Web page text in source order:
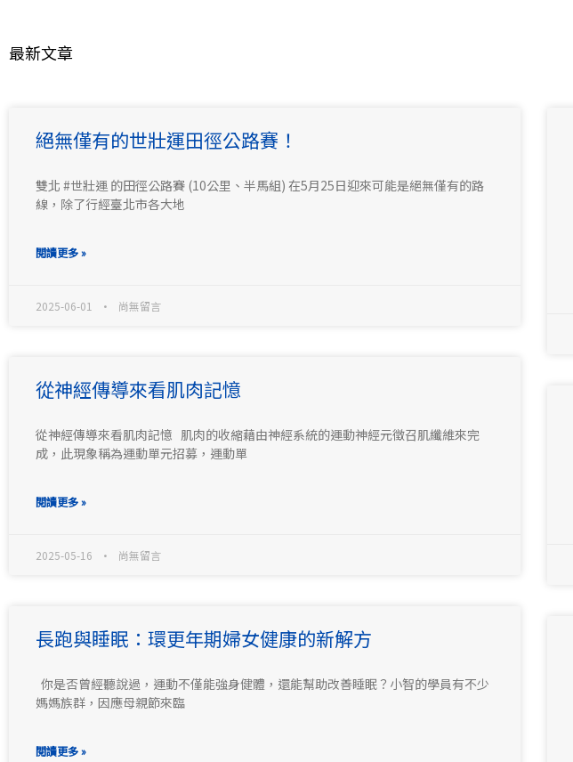
最新文章
絕無僅有的世壯運田徑公路賽！
雙北 #世壯運 的田徑公路賽 (10公里、半馬組) 在5月25日迎來可能是絕無僅有的路
線，除了行經臺北市各大地
閱讀更多 »
2025-06-01 尚無留言
從神經傳導來看肌肉記憶
從神經傳導來看肌肉記憶 肌肉的收縮藉由神經系統的運動神經元徵召肌纖維來完
成，此現象稱為運動單元招募，運動單
閱讀更多 »
2025-05-16 尚無留言
長跑與睡眠：環更年期婦女健康的新解方
你是否曾經聽說過，運動不僅能強身健體，還能幫助改善睡眠？小智的學員有不少
媽媽族群，因應母親節來臨
閱讀更多 »